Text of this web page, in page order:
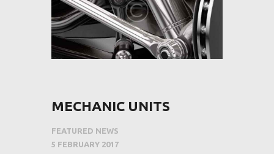
MECHANIC UNITS
FEATURED NEWS
5 FEBRUARY 2017